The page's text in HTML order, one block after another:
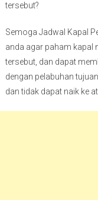
tersebut?
Semoga Jadwal Kapal
anda agar paham kapal
tersebut, dan dapat
dengan pelabuhan
dan tidak dapat naik ke